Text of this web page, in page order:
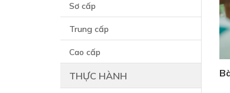
Sơ cấp
Trung cấp
Cao cấp
THỰC HÀNH